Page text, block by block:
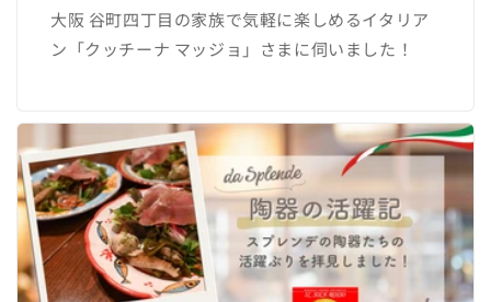
大阪 谷町四丁目の家族で気軽に楽しめるイタリア
ン「クッチーナ マッジョ」さまに伺いました！